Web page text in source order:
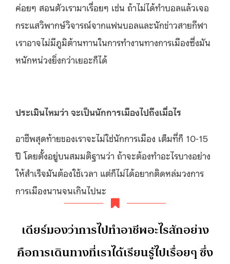
ค่อยๆ สอนตัวเรามาเรื่อยๆ เช่น ถ้าไม่ได้ทำบอลแล้วเจอ
กระแสวิพากษ์วิจารณ์จากแฟนบอลและนักข่าวสายกีฬา
เราอาจไม่มีภูมิต้านทานในการทำงานทางการเมืองซึ่งมัน
หนักหน่วงยิ่งกว่าเยอะก็ได้
ประเมินไหมว่า จะเป็นนักการเมืองไปถึงเมื่อไร
อาชีพสุดท้ายของเราจะไม่ใช่นักการเมือง เต็มที่ก็ 10-15
ปี โดยตั้งอยู่บนสมมติฐานว่า ถ้าจะต้องทำอะไรบางอย่าง
ให้สำเร็จมันต้องใช้เวลา แต่ก็ไม่ได้อยากติดหล่มวงการ
การเมืองนานจนเกินไปนะ
เดียร์มองว่าการไปทำอาชีพอะไรสักอย่าง
คือการเดินทางที่เราได้เรียนรู้ไปเรื่อยๆ ซึ่ง